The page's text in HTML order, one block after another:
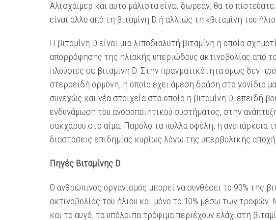
Αλτσχάϊμερ και αυτό μάλιστα είναι δωρεάν, θα το
είναι άλλο από τη βιταμίνη D ή αλλιώς τη «βιταμίνη του
Η βιταμίνη D είναι μια λιποδιαλυτή βιταμίνη η οποία
απορρόφησης της ηλιακής υπεριώδους ακτινοβολίας από
πλούσιες σε βιταμίνη D. Στην πραγματικότητα όμως δεν
στεροειδή ορμόνη, η οποία έχει άμεση δράση στα γονίδια
συνεχώς και νέα στοιχεία στα οποία η βιταμίνη D, επειδή
ενδυνάμωση του ανοσοποιητικού συστήματος, στην
σακχάρου στο αίμα. Παρόλο τα πολλά οφέλη, η ανεπάρκεια
διαστάσεις επιδημίας κυρίως λόγω της υπερβολικής
Πηγές Βιταμίνης D
Ο ανθρώπινος οργανισμός μπορεί να συνθέσει το 90% της
ακτινοβολίας του ήλιου και μόνο το 10% μέσω των
και το αυγό, τα υπόλοιπα τρόφιμα περιέχουν ελάχιστη